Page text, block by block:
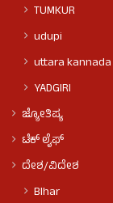
TUMKUR
udupi
uttara kannada
YADGIRI
ಜ್ಯೋತಿಷ್ಯ
ಟೆಕ್ ಲೈಫ್
ದೇಶ/ವಿದೇಶ
BIhar